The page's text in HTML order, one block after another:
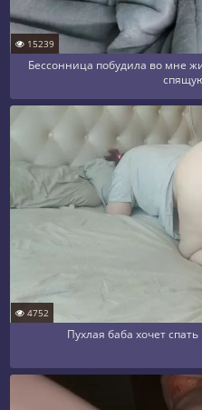
15239
Бессонница побудила во мне
4752
Пухлая баба хочет